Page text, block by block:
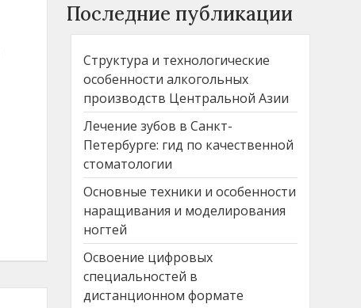
Последние публикации
Структура и технологические
особенности алкогольных
производств Центральной Азии
Лечение зубов в Санкт-
Петербурге: гид по качественной
стоматологии
Основные техники и особенности
наращивания и моделирования
ногтей
Освоение цифровых
специальностей в
дистанционном формате